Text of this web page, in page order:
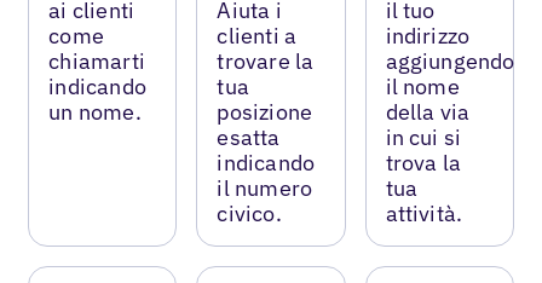
ai clienti
come
chiamarti
indicando
un nome.
Aiuta i
clienti a
trovare la
tua
posizione
esatta
indicando
il numero
civico.
il tuo
indirizzo
aggiungendo
il nome
della via
in cui si
trova la
tua
attività.